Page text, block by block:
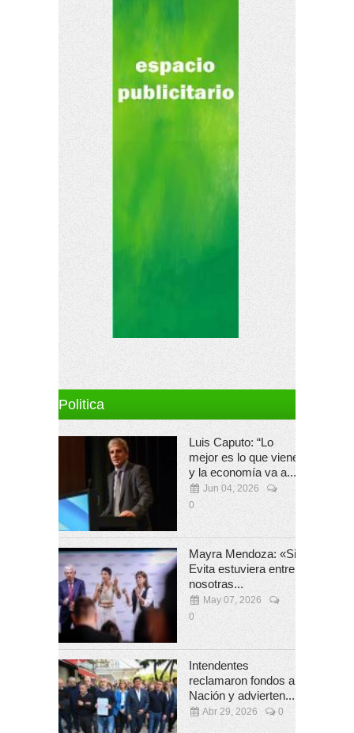
Politica
Luis Caputo: “Lo
mejor es lo que viene
y la economía va a...
Jun 04, 2026
0
Mayra Mendoza: «Si
Evita estuviera entre
nosotras...
May 07, 2026
0
Intendentes
reclamaron fondos a
Nación y advierten...
Abr 29, 2026 0